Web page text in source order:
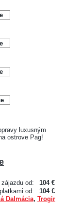
luxusným
ostrove Pag!
zájazdu od:
104 €
od:
104 €
Dalmácia, Trogir